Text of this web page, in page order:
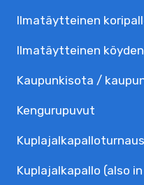
Ilmatäytteinen
Ilmatäytteinen
Kaupunkisota /
Kengurupuvut
Kuplajalka­palloturnaus
Kuplajalkapallo (also